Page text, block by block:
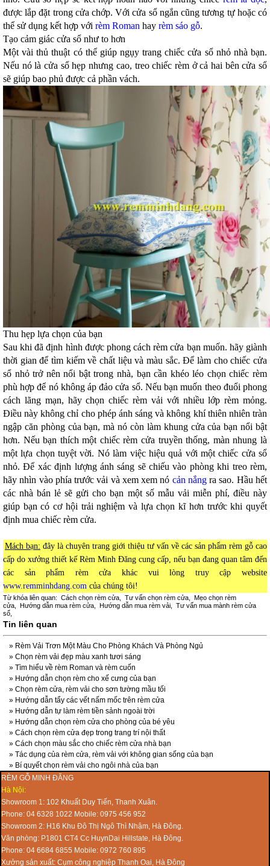
được lắp đặt trong cửa chớp. Với cửa sổ ngắn cũng tương tự hoặc có
thể sử dụng kết hợp với rèm Roman hay rèm sáo gỗ.
Tạo cảm giác cửa sổ như to hơn
Một vài thủ thuật có thể giúp ngụy trang chiếc cửa sổ nhỏ nhà bạn.
Nếu nó là cửa sổ hẹp nhưng cao, treo chiếc rèm ở cả hai bên cửa sổ
sẽ giúp bao phủ được cả phần vách.
Thu hẹp lựa chọn của bạn
Sau khi đã định hình được phong cách rèm cửa bạn muốn. hãy giành
thời gian để tìm kiếm về chất liệu và màu sắc. Để làm cho chiếc cửa
sổ nhỏ trở nên nổi bật trong nhà, bạn cần khéo léo chọn chiếc rèm
phù hợp để nó không áp đảo cửa sổ. Nếu bạn muốn theo đuổi phong
cách lãng mạn, hãy chọn chiếc rèm vải với nhiều lớp rèm mỏng.
Điều này không chỉ cho phép ánh sáng và không khí thiên nhiên tràn
ngập căn phòng của bạn, mà nó còn làm khung cửa của bạn nổi bật
hơn. Nếu bạn thích một chiếc rèm cửa truyền thống, màn nhung là
một lựa chọn tuyệt vời. Nó làm việc hiệu quả với một chiếc cửa sổ
nhỏ. Để xác định lượng ánh sáng sẽ chiếu vào phòng khi treo rèm,
hãy nhìn vào phía trước vải và xem xem nó cản nắngra sao. Hầu hết
các nhà bán lẻ sẽ gửi cho bạn một số mẫu vải miễn phí, điều này
giúp bạn có cơ hội trải nghiệm và lựa chọn kĩ hơn trước khi quyết
định mua chiếc rèm cửa.
Mách bạn: đây là chuyên trang giới thiệu tư vấn về các sản phẩm rèm gỗ cao
cấp do xưởng thiết kế Rèm Minh Đăng cung cấp, nếu bạn đang quan tâm đến
các sản phẩm rèm cửa khác vui lòng truy cập website
www.remminhdang.com của chúng tôi!
Từ khóa liên quan: Cách chọn rèm cửa Tư vấn chọn rèm cửa
Mẹo chọn rèm
cửa
Hướng dẫn mua rèm cửa Hướng dẫn mua rèm vải
Tư vấn mua mành rèm cửa
sổ
Tin liên quan
» Rèm Vải Trơn Một Màu Cho Phòng Khách Và Phòng Ngủ
» Chọn rèm vải đẹp màu xanh tươi sáng
» Tìm hiểu về rèm Roman và rèm cuốn
» Hướng dẫn chọn rèm cho xế cưng của bạn
» Chọn rèm cửa, rèm vải cho sơn tường mầu tối
» Hướng dẫn tẩy các vết nấm mốc trên rèm cửa
» Hướng dẫn tự làm rèm tiền sảnh ngoài trời
» Hướng dẫn chọn rèm cửa cho phòng của bé yêu
» Cách chọn rèm cửa đẹp trong trang trí nội thất
» Cách chọn màu sắc cho chiếc rèm cửa nhà bạn
» Tác dụng của rèm cửa, rèm vải với không gian sống của bạn
» Bí quyết chọn rèm vải cho ngôi nhà của bạn
RÈM GỖ MINH ĐĂNG
Hà Nội:
Showroom 1: 102 Khuất Duy Tiến, Thanh Xuân.
Phone: 04 6328 1022 Mobile: 0975 456 952
Showroom 2: H16 Khu Đô Thị Ngô Thì Nhậm, Hà Đông.
Văn phòng: P1801 CT4 Cc HuynDai Hillstate, Hà Đông.
Phone: 04 6684 6855 Mobile: 0972 760 895
Xưởng sản xuất: Cụm công nghiệp Thanh Oai, Hà Đông